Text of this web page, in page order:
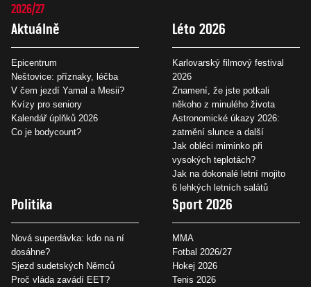
2026/27
Aktuálně
Epicentrum
Neštovice: příznaky, léčba
V čem jezdí Yamal a Mesii?
Kvízy pro seniory
Kalendář úplňků 2026
Co je bodycount?
Léto 2026
Karlovarský filmový festival
2026
Znamení, že jste potkali
někoho z minulého života
Astronomické úkazy 2026:
zatmění slunce a další
Jak obléci miminko při
vysokých teplotách?
Jak na dokonalé letní mojito
6 lehkých letních salátů
Politika
Nová superdávka: kdo na ní
dosáhne?
Sjezd sudetských Němců
Proč vláda zavádí EET?
Sport 2026
MMA
Fotbal 2026/27
Hokej 2026
Tenis 2026